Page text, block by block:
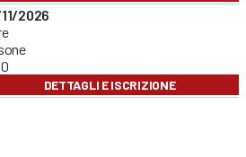
2026
DETTAGLI E ISCRIZIONE